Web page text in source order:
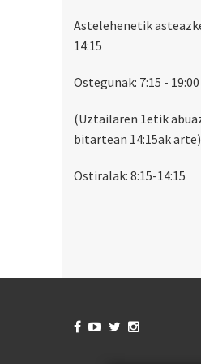
Astelehenetik
14:15
Ostegunak: 7:15 - 19:00
(Uztailaren 1etik
bitartean 14:15ak arte)
Ostiralak: 8:15-14:15
   